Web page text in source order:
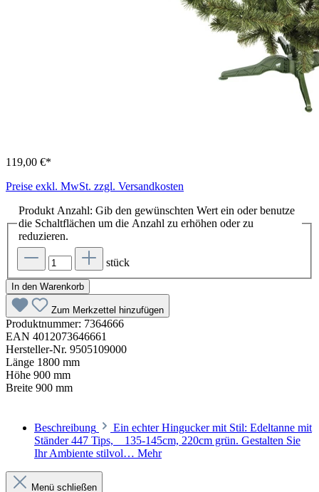
119,00 €*
Preise exkl. MwSt. zzgl. Versandkosten
Produkt Anzahl: Gib den gewünschten Wert ein oder benutze
die Schaltflächen um die Anzahl zu erhöhen oder zu
reduzieren.
stück
In den Warenkorb
Zum Merkzettel hinzufügen
Produktnummer: 7364666
EAN 4012073646661
Hersteller-Nr. 9505109000
Länge 1800 mm
Höhe 900 mm
Breite 900 mm
Beschreibung
Ein echter Hingucker mit Stil: Edeltanne mit
Ständer 447 Tips, _ 135-145cm, 220cm grün. Gestalten Sie
Ihr Ambiente stilvol… Mehr
Menü schließen